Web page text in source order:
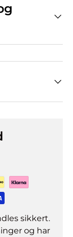
sikkert.
og har